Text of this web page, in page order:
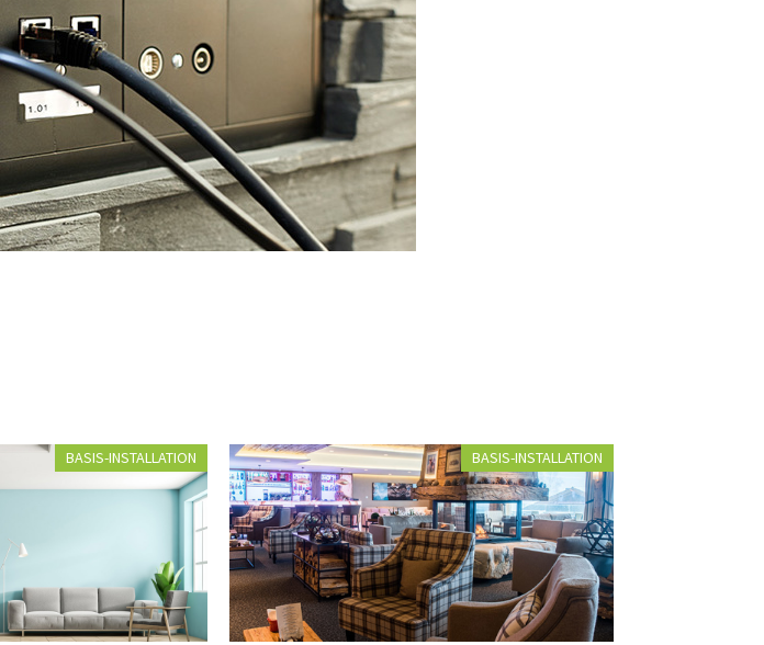
BASIS-INSTALLATION BASIS-INSTALLATION